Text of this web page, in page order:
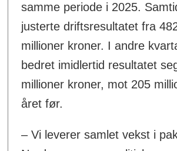
samme periode i 2025.
justerte driftsresultatet fra
millioner kroner. I andre
bedret imidlertid resultatet
millioner kroner, mot 205
året før.
– Vi leverer samlet vekst i